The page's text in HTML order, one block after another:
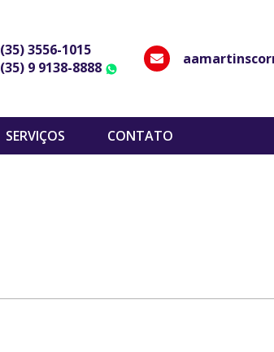
(35) 3556-1015
(35) 9 9138-8888
WhatsApp
SERVIÇOS CONTATO